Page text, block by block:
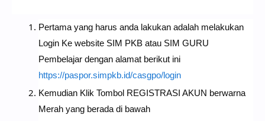
Pertama yang harus anda lakukan adalah melakukan
Login Ke website SIM PKB atau SIM GURU
Pembelajar dengan alamat berikut ini
https://paspor.simpkb.id/casgpo/login
Kemudian Klik Tombol REGISTRASI AKUN berwarna
Merah yang berada di bawah